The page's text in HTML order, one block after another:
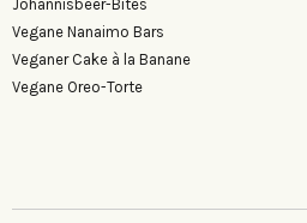
Johannisbeer-Bites
Vegane Nanaimo Bars
Veganer Cake à la Banane
Vegane Oreo-Torte